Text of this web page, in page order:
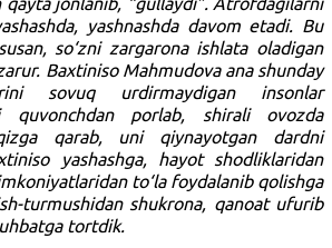
yashnashda davom etadi. Bu
so‘zni zargarona ishlata oladigan
Baxtiniso Mahmudova ana shunday
sovuq urdirmaydigan insonlar
quvonchdan porlab, shirali ovozda
qarab, uni qiynayotgan dardni
yashashga, hayot shodliklaridan
to‘la foydalanib qolishga
turmushidan shukrona, qanoat ufurib
tortdik.